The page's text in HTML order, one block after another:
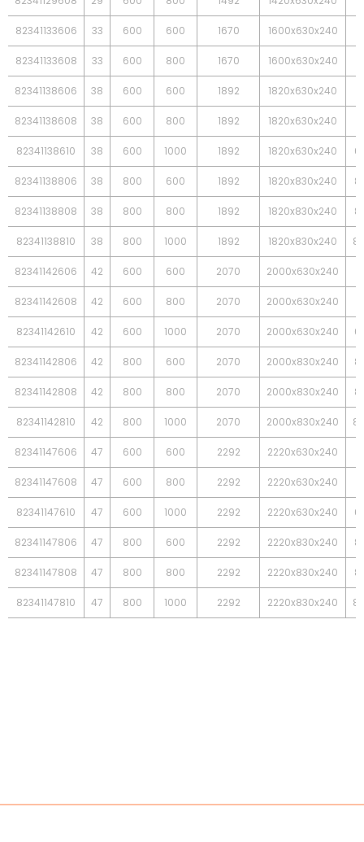
82341133606 33 600 600 1670 1600x630x240
82341133608 33 600 800 1670 1600x630x240
82341138606 38 600 600 1892 1820x630x240
82341138608 38 600 800 1892 1820x630x240
82341138610 38 600 1000 1892 1820x630x240
82341138806 38 800 600 1892 1820x830x240
82341138808 38 800 800 1892 1820x830x240
82341138810 38 800 1000 1892 1820x830x240
82341142606 42 600 600 2070 2000x630x240
82341142608 42 600 800 2070 2000x630x240
82341142610 42 600 1000 2070 2000x630x240
82341142806 42 800 600 2070 2000x830x240
82341142808 42 800 800 2070 2000x830x240
82341142810 42 800 1000 2070 2000x830x240
82341147606 47 600 600 2292 2220x630x240
82341147608 47 600 800 2292 2220x630x240
82341147610 47 600 1000 2292 2220x630x240
82341147806 47 800 600 2292 2220x830x240
82341147808 47 800 800 2292 2220x830x240
82341147810 47 800 1000 2292 2220x830x240